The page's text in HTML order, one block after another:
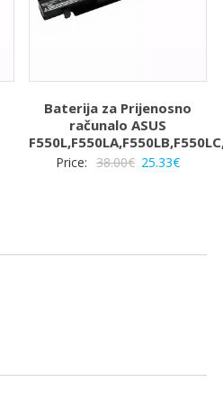
Baterija za Prijenosno
računalo ASUS
Price: 38.00€ Izvorna
38.00€.
25.33€